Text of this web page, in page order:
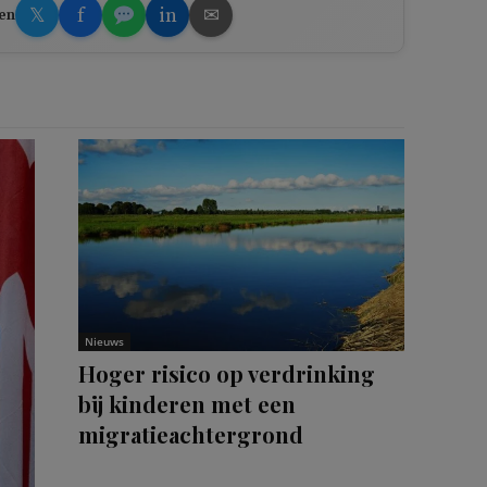
𝕏 f in ✉
Nieuws
Hoger risico op verdrinking
bij kinderen met een
migratieachtergrond